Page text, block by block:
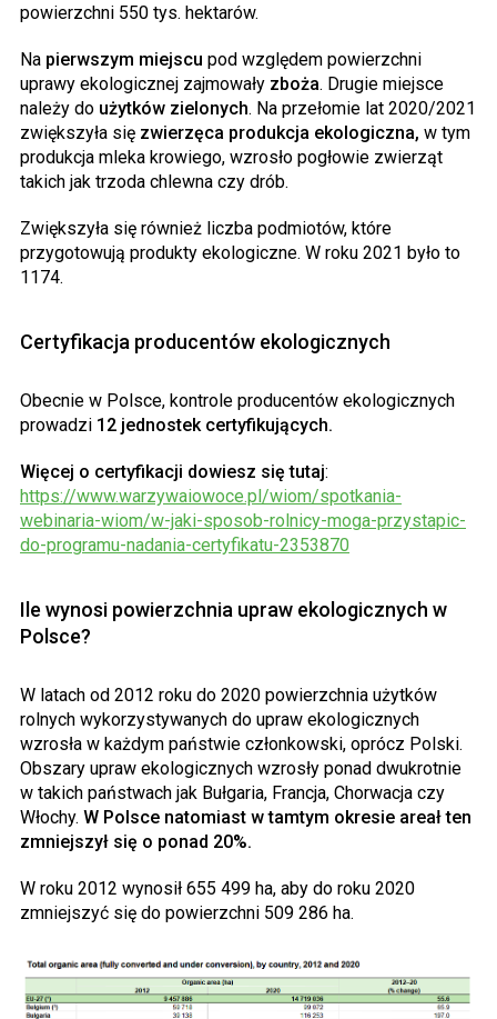
powierzchni 550 tys. hektarów.
Na pierwszym miejscu pod względem powierzchni
uprawy ekologicznej zajmowały zboża. Drugie miejsce
należy do użytków zielonych. Na przełomie lat 2020/2021
zwiększyła się zwierzęca produkcja ekologiczna, w tym
produkcja mleka krowiego, wzrosło pogłowie zwierząt
takich jak trzoda chlewna czy drób.
Zwiększyła się również liczba podmiotów, które
przygotowują produkty ekologiczne. W roku 2021 było to
1174.
Certyfikacja producentów ekologicznych
Obecnie w Polsce, kontrole producentów ekologicznych
prowadzi 12 jednostek certyfikujących.
Więcej o certyfikacji dowiesz się tutaj:
https://www.warzywaiowoce.pl/wiom/spotkania-
webinaria-wiom/w-jaki-sposob-rolnicy-moga-przystapic-
do-programu-nadania-certyfikatu-2353870
Ile wynosi powierzchnia upraw ekologicznych w
Polsce?
W latach od 2012 roku do 2020 powierzchnia użytków
rolnych wykorzystywanych do upraw ekologicznych
wzrosła w każdym państwie członkowski, oprócz Polski.
Obszary upraw ekologicznych wzrosły ponad dwukrotnie
w takich państwach jak Bułgaria, Francja, Chorwacja czy
Włochy. W Polsce natomiast w tamtym okresie areał ten
zmniejszył się o ponad 20%.
W roku 2012 wynosił 655 499 ha, aby do roku 2020
zmniejszyć się do powierzchni 509 286 ha.